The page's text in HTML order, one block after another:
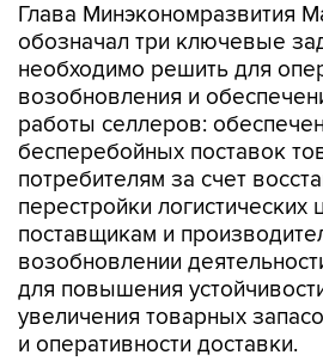
Глава Минэкономразвития
обозначал три ключевые
необходимо решить для
возобновления и
работы селлеров:
бесперебойных поставок
потребителям за счет
перестройки
поставщикам и
возобновлении
для повышения
увеличения товарных
и оперативности доставки.